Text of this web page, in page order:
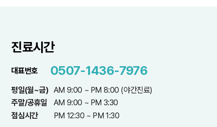
진료시간
대표번호 0507-1436-7976
평일(월~금) AM 9:00 ~ PM 8:00 (야간진료)
주말/공휴일
AM 9:00 ~ PM 3:30
점심시간
PM 12:30 ~ PM 1:30